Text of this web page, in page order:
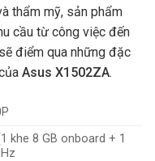
thẩm mỹ, sản phẩm
cầu từ công việc đến
điểm qua những đặc
Asus X1502ZA.
khe 8 GB onboard + 1